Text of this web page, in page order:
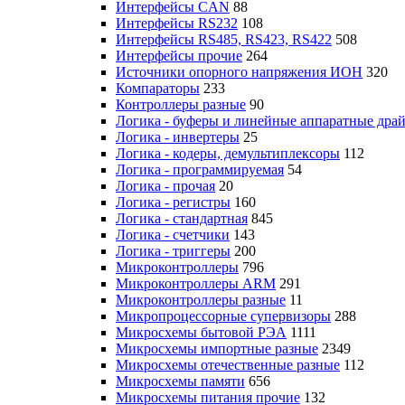
Интерфейсы CAN 88
Интерфейсы RS232 108
Интерфейсы RS485, RS423, RS422 508
Интерфейсы прочие 264
Источники опорного напряжения ИОН 320
Компараторы 233
Контроллеры разные 90
Логика - буферы и линейные аппаратные
Логика - инвертеры 25
Логика - кодеры, демультиплексоры 112
Логика - программируемая 54
Логика - прочая 20
Логика - регистры 160
Логика - стандартная 845
Логика - счетчики 143
Логика - триггеры 200
Микроконтроллеры 796
Микроконтроллеры ARM 291
Микроконтроллеры разные 11
Микропроцессорные супервизоры 288
Микросхемы бытовой РЭА 1111
Микросхемы импортные разные 2349
Микросхемы отечественные разные 112
Микросхемы памяти 656
Микросхемы питания прочие 132